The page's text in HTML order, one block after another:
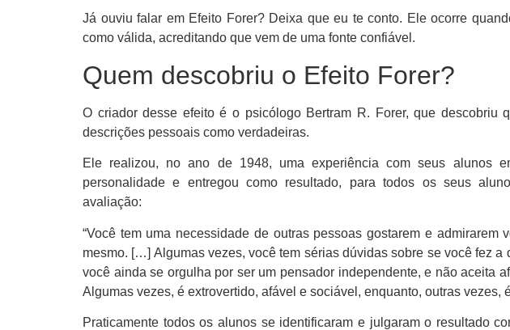
Já ouviu falar em Efeito Forer? Deixa que eu te conto. Ele ocorre
como válida, acreditando que vem de uma fonte confiável.
Quem descobriu o Efeito Forer?
O criador desse efeito é o psicólogo Bertram R. Forer, que descobriu
descrições pessoais como verdadeiras.
Ele realizou, no ano de 1948, uma experiência com seus alunos
personalidade e entregou como resultado, para todos os seus
avaliação:
“Você tem uma necessidade de outras pessoas gostarem e
mesmo. […] Algumas vezes, você tem sérias dúvidas sobre se você fez
você ainda se orgulha por ser um pensador independente, e não aceita
Algumas vezes, é extrovertido, afável e sociável, enquanto, outras vezes,
Praticamente todos os alunos se identificaram e julgaram o resultado